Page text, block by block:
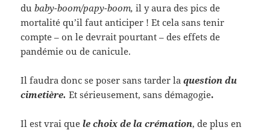
dubaby-boom/papy-boom, il y aura des pics de
mortalité qu’il faut anticiper ! Et cela sans tenir
compte – on le devrait pourtant – des effets de
pandémie ou de canicule.
Il faudra donc se poser sans tarder laquestion du
cimetière. Et sérieusement, sans démagogie.
Il est vrai quele choix de la crémation, de plus en